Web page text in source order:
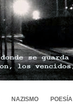
NAZISMO POESÍA